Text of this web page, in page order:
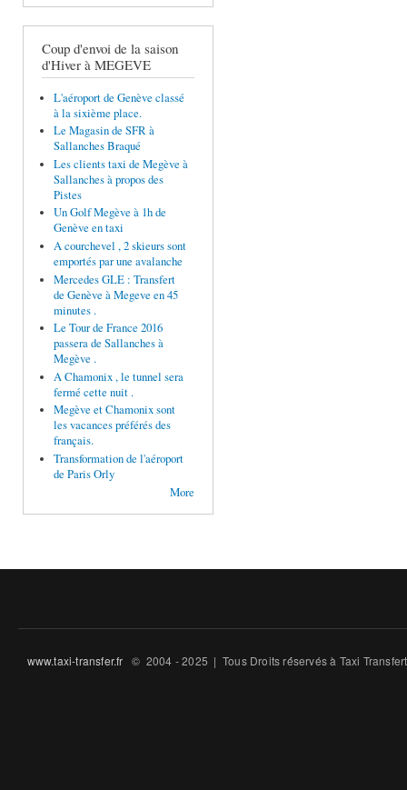
Coup d'envoi de la saison
d'Hiver à MEGEVE
L'aéroport de Genève classé
à la sixième place.
Le Magasin de SFR à
Sallanches Braqué
Les clients taxi de Megève à
Sallanches à propos des
Pistes
Un Golf Megève à 1h de
Genève en taxi
A courchevel , 2 skieurs sont
emportés par une avalanche
Mercedes GLE : Transfert
de Genève à Megeve en 45
minutes .
Le Tour de France 2016
passera de Sallanches à
Megève .
A Chamonix , le tunnel sera
fermé cette nuit .
Megève et Chamonix sont
les vacances préférés des
français.
Transformation de l'aéroport
de Paris Orly
More
www.taxi-transfer.fr © 2004 - 2025 | Tous Droits ré́servés à Taxi